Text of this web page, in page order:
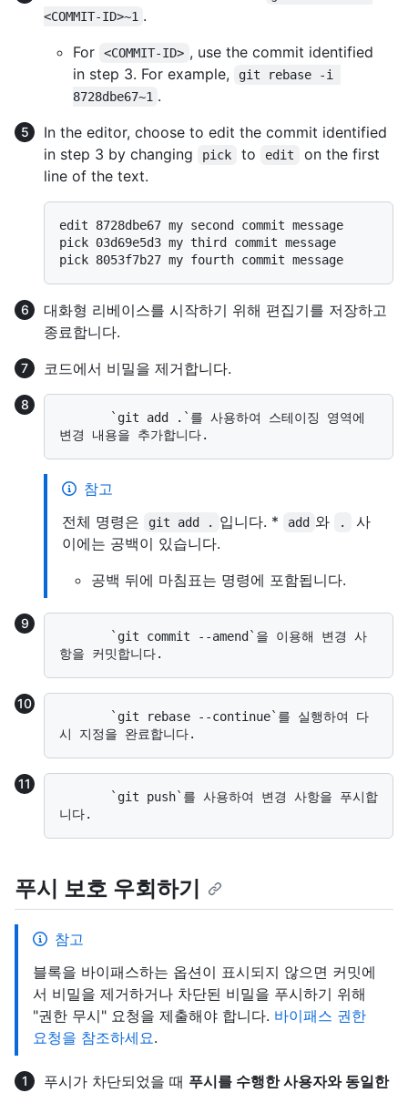
<COMMIT-ID>~1 .
For
<COMMIT-ID> , use the commit identified
in step 3. For example,
git rebase -i
8728dbe67~1 .
In the editor, choose to edit the commit identified
in step 3 by changing
pick to edit
on the first
line of the text.
edit 8728dbe67 my second commit message
pick 03d69e5d3 my third commit message
대화형 리베이스를 시작하기 위해 편집기를 저장하고
종료합니다.
코드에서 비밀을 제거합니다.
참고
전체 명령은
git add . 입니다. * add 와 .
사
이에는 공백이 있습니다.
공백 뒤에 마침표는 명령에 포함됩니다.
푸시 보호 우회하기
참고
블록을 바이패스하는 옵션이 표시되지 않으면 커밋에
서 비밀을 제거하거나 차단된 비밀을 푸시하기 위해
"권한 무시" 요청을 제출해야 합니다. 바이패스 권한
요청을 참조하세요.
푸시가 차단되었을 때 푸시를 수행한 사용자와 동일한